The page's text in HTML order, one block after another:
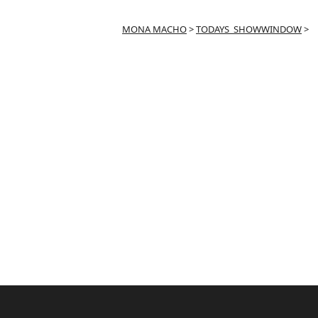
MONA MACHO>TODAYS_SHOWWINDOW>